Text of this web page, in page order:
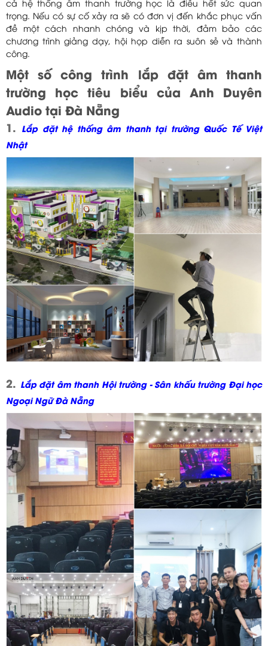
cả hệ thống âm thanh trường học là điều hết sức quan
trọng. Nếu có sự cố xảy ra sẽ có đơn vị đến khắc phục vấn
đề một cách nhanh chóng và kịp thời, đảm bảo các
chương trình giảng dạy, hội họp diễn ra suôn sẻ và thành
công.
Một số công trình lắp đặt âm thanh
trường học tiêu biểu của Anh Duyên
Audio tại Đà Nẵng
1. Lắp đặt hệ thống âm thanh tại trường Quốc Tế Việt
Nhật
2. Lắp đặt âm thanh Hội trường - Sân khấu trường Đại học
Ngoại Ngữ Đà Nẵng